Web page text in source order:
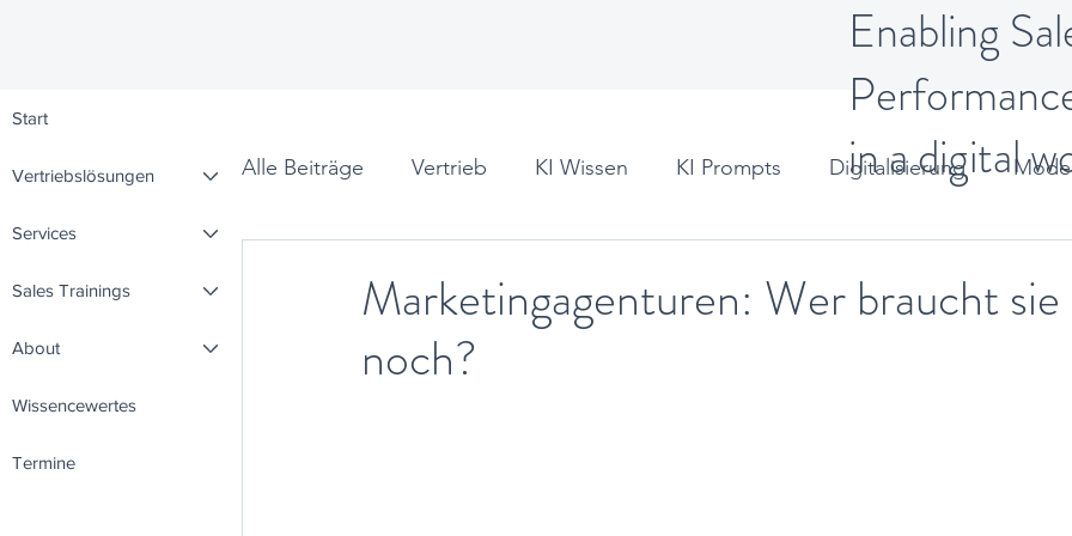
Enabling
in a digital
Start
Vertriebslösungen
Services
Sales Trainings
About
Wissencewertes
Termine
Alle Beiträge Vertrieb KI Wissen KI Prompts Digitalisierung
Marketingagenturen: Wer braucht
noch?